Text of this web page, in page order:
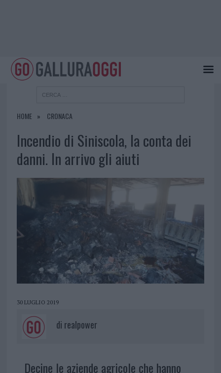
HOME CRONACA
Incendio di Siniscola, la conta dei
danni. In arrivo gli aiuti
30 LUGLIO 2019
di realpower
Decine le aziende agricole che hanno